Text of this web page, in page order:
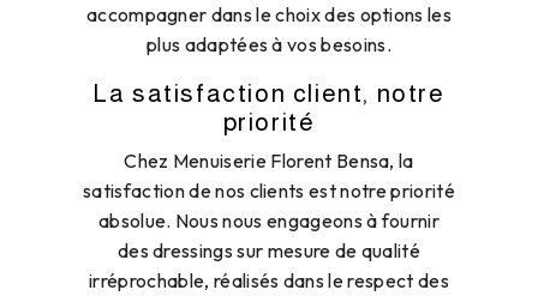
accompagner dans le choix des options les
plus adaptées à vos besoins.
La satisfaction client, notre
priorité
Chez Menuiserie Florent Bensa, la
satisfaction de nos clients est notre priorité
absolue. Nous nous engageons à fournir
des dressings sur mesure de qualité
irréprochable, réalisés dans le respect des